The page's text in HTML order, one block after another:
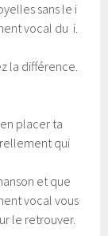
sans le i
vocal du i.
la différence.
placer ta
qui
et que
vocal vous
le retrouver.